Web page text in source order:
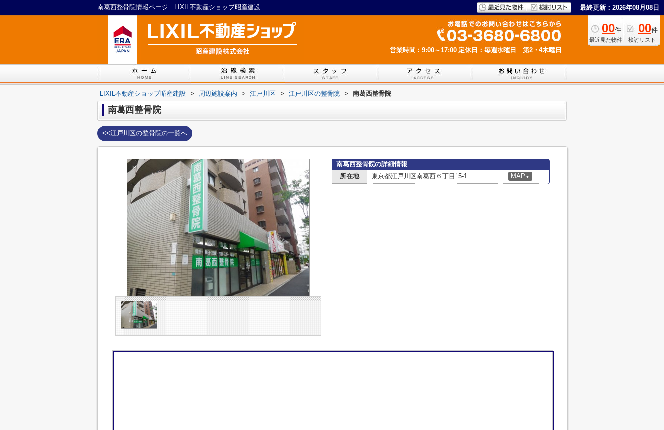
南葛西整骨院情報ページ｜LIXIL不動産ショップ昭産建設 最終更新：2026年08月08日
00件
最近見た物件
00件
検討リスト
営業時間：9:00～17:00 定休日：毎週水曜日 第2・4木曜日
LIXIL不動産ショップ昭産建設 > 周辺施設案内 > 江戸川区 > 江戸川区の整骨院 > 南葛西整骨院
南葛西整骨院
<<江戸川区の整骨院の一覧へ
南葛西整骨院の詳細情報
所在地
東京都江戸川区南葛西６丁目15-1 MAP ▼